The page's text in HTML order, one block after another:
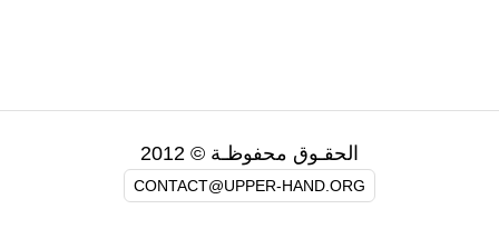
الحقـوق محفوظـة © 2012
CONTACT@UPPER-HAND.ORG